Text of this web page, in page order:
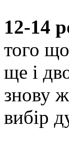
12-14
того
ще і
знову
вибір